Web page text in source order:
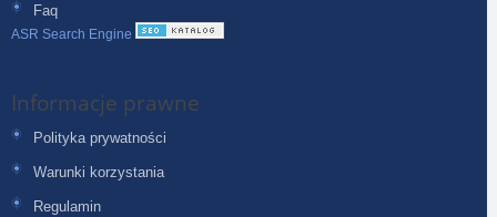
Faq
ASR Search Engine
Informacje prawne
Polityka prywatności
Warunki korzystania
Regulamin